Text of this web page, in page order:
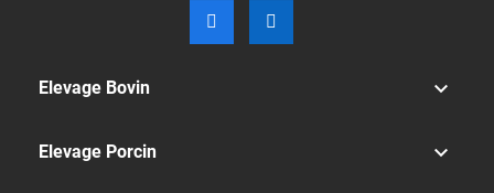
Elevage Bovin 
Elevage Porcin 